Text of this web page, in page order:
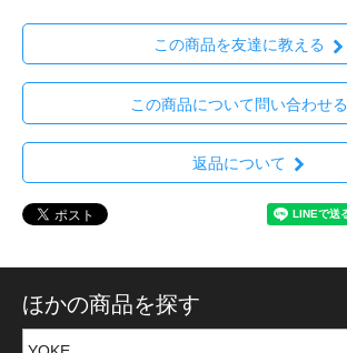
この商品を友達に教える
この商品について問い合わせる
返品について
ほかの商品を探す